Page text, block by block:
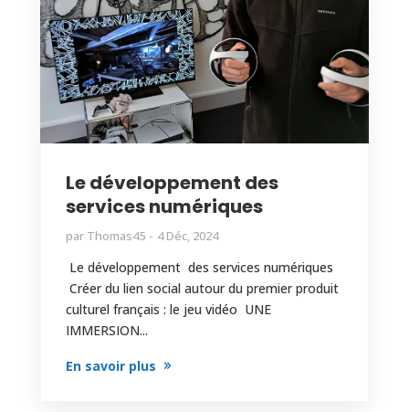
Le développement des
services numériques
par Thomas45 4 Déc, 2024
Le développement des services numériques
Créer du lien social autour du premier produit
culturel français : le jeu vidéo UNE
IMMERSION...
En savoir plus